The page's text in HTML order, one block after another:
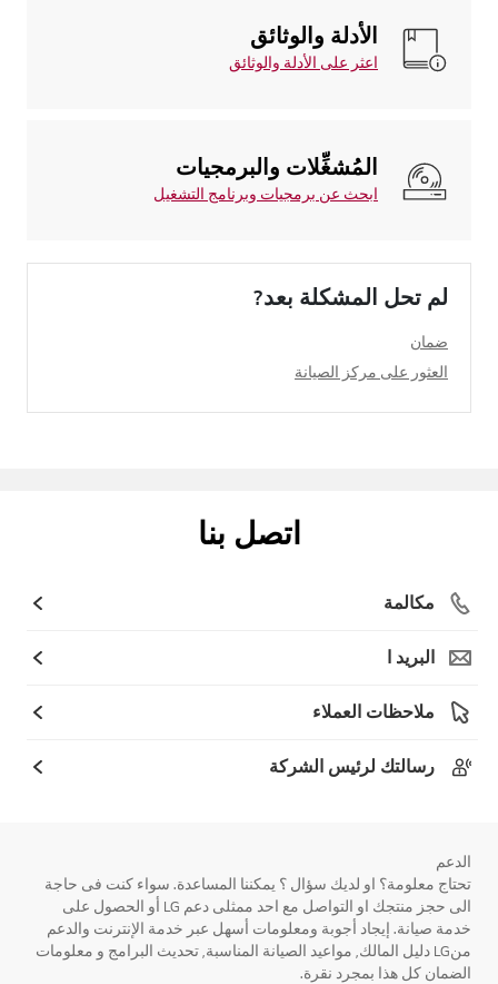
الأدلة والوثائق
اعثر على الأدلة والوثائق
المُشغِّلات والبرمجيات
ابحث عن برمجيات وبرنامج التشغيل
لم تحل المشكلة بعد?
ضمان
العثور على مركز الصيانة
اتصل بنا
مكالمة
البريد ا
ملاحظات العملاء
رسالتك لرئيس الشركة
الدعم
تحتاج معلومة؟ او لديك سؤال ؟ يمكننا المساعدة. سواء كنت فى حاجة
الى حجز منتجك او التواصل مع احد ممثلى دعم LG أو الحصول على
خدمة صيانة. إيجاد أجوبة ومعلومات أسهل عبر خدمة الإنترنت والدعم
منLG دليل المالك, مواعيد الصيانة المناسبة, تحديث البرامج و معلومات
الضمان كل هذا بمجرد نقرة.